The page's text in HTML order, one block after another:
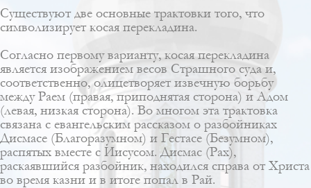
Существуют две основные трактовки того, что
символизирует косая перекладина.
Согласно первому варианту, косая перекладина
является изображением весов Страшного суда и,
соответственно, олицетворяет извечную борьбу
между Раем (правая, приподнятая сторона) и Адом
(левая, низкая сторона). Во многом эта трактовка
связана с евангельским рассказом о разбойниках
Дисмасе (Благоразумном) и Гестасе (Безумном),
распятых вместе с Иисусом. Дисмас (Рах),
раскаявшийся разбойник, находился справа от Христа
во время казни и в итоге попал в Рай.